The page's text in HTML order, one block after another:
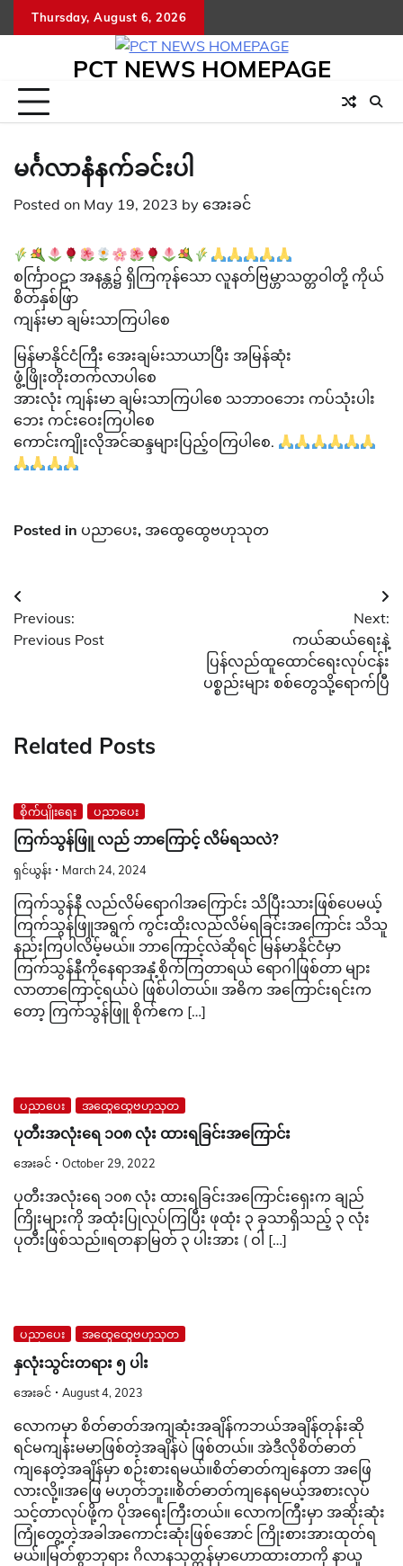
to
Thursday, August 6, 2026
PCT NEWS HOMEPAGE
မင်္ဂလာနံနက်ခင်းပါ
Posted on May 19, 2023 by အေးခင်
စင်္ကြာဝဠာ အနန္တ၌ ရှိကြကုန်သော လူနတ်ဗြမ္ဟာသတ္တဝါတို့ ကိုယ်
စိတ်နှစ်ဖြာ
ကျန်းမာ ချမ်းသာကြပါစေ
မြန်မာနိုင်ငံကြီး အေးချမ်းသာယာပြီး အမြန်ဆုံး
ဖွံ့ဖြိုးတိုးတက်လာပါစေ
အားလုံး ကျန်းမာ ချမ်းသာကြပါစေ သဘာဝဘေး ကပ်သုံးပါး
ဘေး ကင်းဝေးကြပါစေ
ကောင်းကျိုးလိုအင်ဆန္ဒများပြည့်ဝကြပါစေ.
Posted in ပညာပေး, အထွေထွေဗဟုသုတ
Post
navigation
Previous:
Previous Post
Next:
ကယ်ဆယ်ရေးနဲ့
ပြန်လည်ထူထောင်ရေးလုပ်ငန်း
ပစ္စည်းများ စစ်တွေသို့ရောက်ပြီ
Related Posts
စိုက်ပျိုးရေး ပညာပေး
ကြက်သွန်ဖြူ လည် ဘာ​ကြောင့် လိမ်ရသလဲ?
ရှင်ယွန်း March 24, 2024
​ကြက်သွန်နီ လည်လိမ်​ရောဂါအ​ကြောင်း သိပြီး​​သားဖြစ်​ပေမယ့်
ကြက်သွန်ဖြူအရွက် ကွင်းထိုးလည်လိမ်ရခြင်းအ​ကြောင်း သိသူ
နည်းကြပါလိမ့်မယ်။ ဘာ​ကြောင့်လဲဆိုရင် မြန်မာနိုင်ငံမှာ
ကြက်သွန်နီကိုနေရာအနှံ့စိုက်ကြတာရယ် ​ရောဂါဖြစ်တာ များ
လာတာကြောင့်ရယ်ပဲ ဖြစ်ပါတယ်။ အဓိက အ​ကြောင်းရင်းက​
တော့ ကြက်သွန်ဖြူ စိုက်ဧက […]
ပညာပေး အထွေထွေဗဟုသုတ
ပုတီးအလုံးရေ ၁၀၈ လုံး ထားရခြင်းအကြောင်း
အေးခင် October 29, 2022
ပုတီးအလုံးရေ ၁၀၈ လုံး ထားရခြင်းအကြောင်းရှေးက ချည်
ကြိုးများကို အထုံးပြုလုပ်ကြပြီး ဖုထုံး ၃ ခုသာရှိသည့် ၃ လုံး
ပုတီးဖြစ်သည်။ရတနာမြတ် ၃ ပါးအား ( ဝါ […]
ပညာပေး အထွေထွေဗဟုသုတ
နှလုံးသွင်းတရား ၅ ပါး
အေးခင် August 4, 2023
လောကမှာ စိတ်ဓာတ်အကျဆုံးအချိန်ကဘယ်အချိန်တုန်းဆို
ရင်မကျန်းမမာဖြစ်တဲ့အချိန်ပဲ ဖြစ်တယ်။ အဲဒီလိုစိတ်ဓာတ်
ကျနေတဲ့အချိန်မှာ စဉ်းစားရမယ်။စိတ်ဓာတ်ကျနေတာ အဖြေ
လားလို့။အဖြေ မဟုတ်ဘူး။စိတ်ဓာတ်ကျနေရမယ့်အစားလုပ်
သင့်တာလုပ်ဖို့က ပိုအရေးကြီးတယ်။ လောကကြီးမှာ အဆိုးဆုံး
ကြုံတွေ့တဲ့အခါအကောင်းဆုံးဖြစ်အောင် ကြိုးစားအားထုတ်ရ
မယ်။မြတ်စွာဘုရား ဂိလာနသုတ္တန်မှာဟောထားတာကို နာယူ